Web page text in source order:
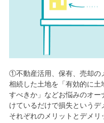
①不動産活用、保有、売却の
相続した土地を「有効的に
すべきか」などお悩みのオ
けているだけで損失というデ
それぞれのメリットとデメリ